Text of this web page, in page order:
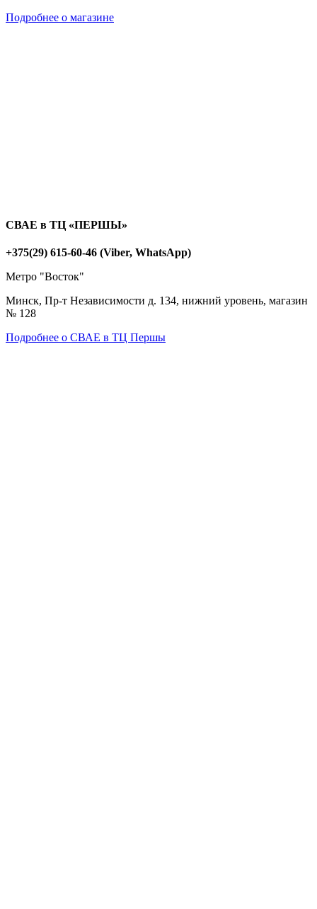
Подробнее о магазине
СВАЕ в ТЦ «ПЕРШЫ»
+375(29) 615-60-46 (Viber, WhatsApp)
Метро "Восток"
Минск, Пр-т Независимости д. 134, нижний уровень, магазин
№ 128
Подробнее о СВАЕ в ТЦ Першы